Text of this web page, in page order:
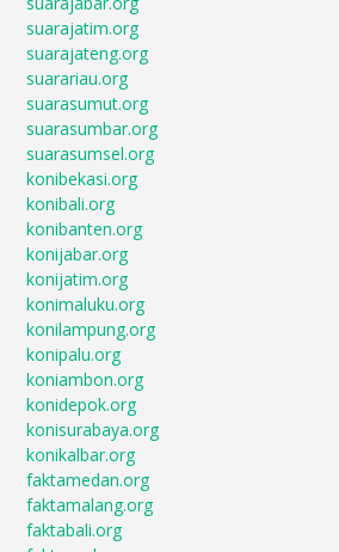
suarajatim.org
suarajateng.org
suarariau.org
suarasumut.org
suarasumbar.org
suarasumsel.org
konibekasi.org
konibali.org
konibanten.org
konijabar.org
konijatim.org
konimaluku.org
konilampung.org
konipalu.org
koniambon.org
konidepok.org
konisurabaya.org
konikalbar.org
faktamedan.org
faktamalang.org
faktabali.org